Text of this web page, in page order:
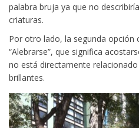
palabra bruja ya que no
criaturas.
Por otro lado, la segunda opción
“Alebrarse”, que significa
no está directamente
brillantes.